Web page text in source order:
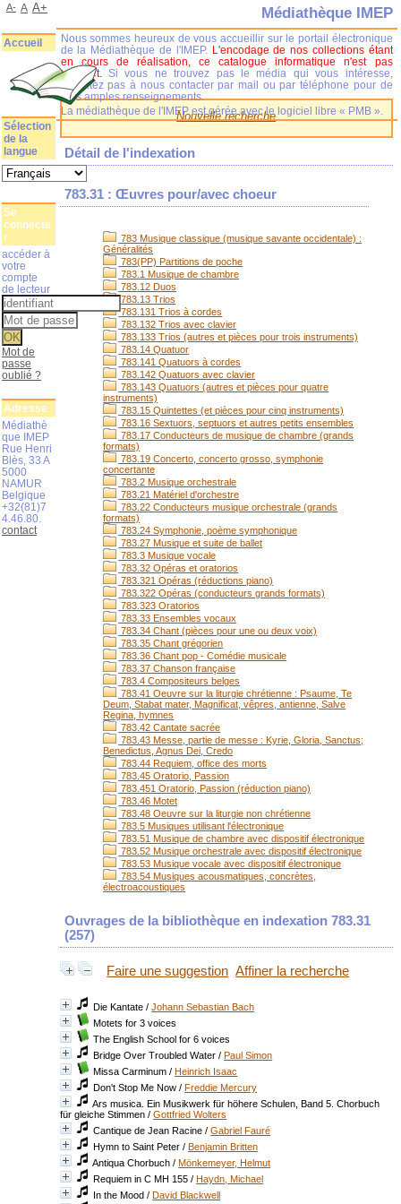
Nouvelle recherche
Détail de l'indexation
783.31 : Œuvres pour/avec choeur
783 Musique classique (musique savante occidentale) :
Généralités
783(PP) Partitions de poche
783.1 Musique de chambre
783.12 Duos
783.13 Trios
783.131 Trios à cordes
783.132 Trios avec clavier
783.133 Trios (autres et pièces pour trois instruments)
783.14 Quatuor
783.141 Quatuors à cordes
783.142 Quatuors avec clavier
783.143 Quatuors (autres et pièces pour quatre
instruments)
783.15 Quintettes (et pièces pour cinq instruments)
783.16 Sextuors, septuors et autres petits ensembles
783.17 Conducteurs de musique de chambre (grands
formats)
783.19 Concerto, concerto grosso, symphonie
concertante
783.2 Musique orchestrale
783.21 Matériel d'orchestre
783.22 Conducteurs musique orchestrale (grands
formats)
783.24 Symphonie, poème symphonique
783.27 Musique et suite de ballet
783.3 Musique vocale
783.32 Opéras et oratorios
783.321 Opéras (réductions piano)
783.322 Opéras (conducteurs grands formats)
783.323 Oratorios
783.33 Ensembles vocaux
783.34 Chant (pièces pour une ou deux voix)
783.35 Chant grégorien
783.36 Chant pop - Comédie musicale
783.37 Chanson française
783.4 Compositeurs belges
783.41 Oeuvre sur la liturgie chrétienne : Psaume, Te
Deum, Stabat mater, Magnificat, vêpres, antienne, Salve
Regina, hymnes
783.42 Cantate sacrée
783.43 Messe, partie de messe : Kyrie, Gloria, Sanctus;
Benedictus, Agnus Dei, Credo
783.44 Requiem, office des morts
783.45 Oratorio, Passion
783.451 Oratorio, Passion (réduction piano)
783.46 Motet
783.48 Oeuvre sur la liturgie non chrétienne
783.5 Musiques utilisant l'électronique
783.51 Musique de chambre avec dispositif électronique
783.52 Musique orchestrale avec dispositif électronique
783.53 Musique vocale avec dispositif électronique
783.54 Musiques acousmatiques, concrètes,
électroacoustiques
Ouvrages de la bibliothèque en indexation 783.31
(257)
Faire une suggestion Affiner la recherche
Die Kantate /Johann Sebastian Bach
Motets for 3 voices
The English School for 6 voices
Bridge Over Troubled Water /Paul Simon
Missa Carminum /Heinrich Isaac
Don't Stop Me Now /Freddie Mercury
Ars musica. Ein Musikwerk für höhere Schulen, Band 5. Chorbuch
für gleiche Stimmen /Gottfried Wolters
Cantique de Jean Racine /Gabriel Fauré
Hymn to Saint Peter /Benjamin Britten
Antiqua Chorbuch /Mönkemeyer, Helmut
Requiem in C MH 155 /Haydn, Michael
In the Mood /David Blackwell
Médiathèque IMEP
Nous sommes heureux de vous accueillir sur le portail électronique
de la Médiathèque de l'IMEP. L'encodage de nos collections étant
en cours de réalisation, ce catalogue informatique n'est pas
complet.
Si vous ne trouvez pas le média qui vous intéresse,
n'hésitez pas à nous contacter par mail ou par téléphone pour de
plus amples renseignements.
La médiathèque de l'IMEP est gérée avec le logiciel libre « PMB ».
A- A A+
Accueil
Sélection
de la
langue
Se
connecte
r
accéder à
votre
compte
de lecteur
Mot de
passe
oublié ?
Adresse
Médiathè
que IMEP
Rue Henri
Blès, 33 A
5000
NAMUR
Belgique
+32(81)7
4.46.80.
contact